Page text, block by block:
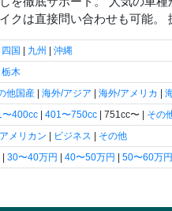
は直接問い合わせも可能。
四国 九州
沖縄
栃木
他国産 海外/アジア 海外/アメリカ
〜400cc 401〜750cc | 751cc〜 | その
アメリカン ビジネス
その他
30〜40万円 40〜50万円 50〜60万円